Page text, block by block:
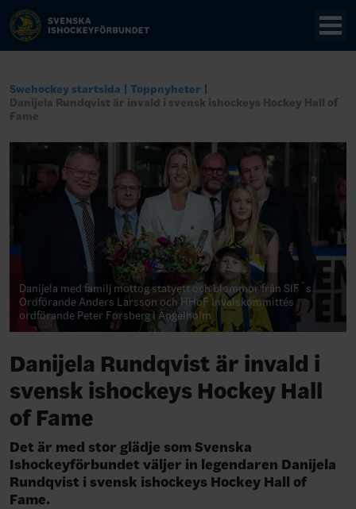
Swehockey startsida
Toppnyheter
Danijela Rundqvist är invald i svensk ishockeys Hockey Hall of
Fame
Danijela med familj mottog statyett och blommor från SIF´s
Ordförande Anders Larsson och HHoF Invalskommittés
ordförande Peter Forsberg i Ängelholm
Danijela Rundqvist är invald i
svensk ishockeys Hockey Hall
of Fame
Det är med stor glädje som Svenska
Ishockeyförbundet väljer in legendaren Danijela
Rundqvist i svensk ishockeys Hockey Hall of
Fame.